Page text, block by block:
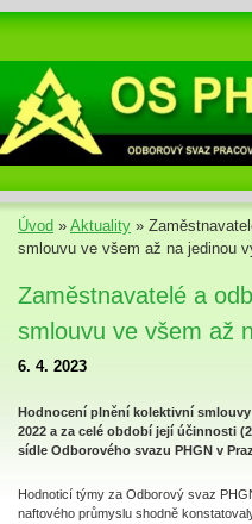
Úvod » Aktuality »
smlouvu ve všem až na jedinou
Zaměstnavatelé a
smlouvu ve všem až
6. 4. 2023
Hodnocení plnění kolektivní
2022 a za celé období její účinnosti
sídle Odborového svazu PHGN v
Hodnoticí týmy za Odborový svaz
naftového průmyslu shodně